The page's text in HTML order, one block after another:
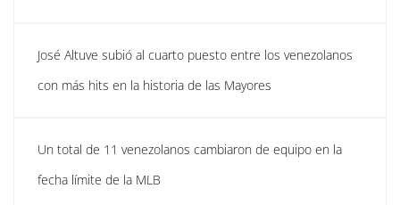
José Altuve subió al cuarto puesto entre los venezolanos
con más hits en la historia de las Mayores
Un total de 11 venezolanos cambiaron de equipo en la
fecha límite de la MLB